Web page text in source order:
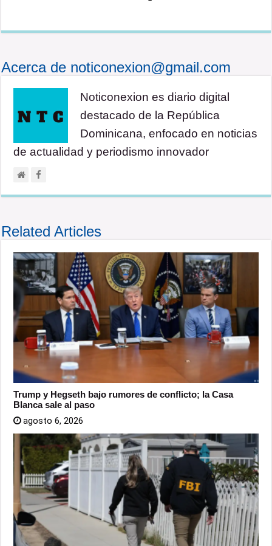
Acerca de noticonexion@gmail.com
Noticonexion es diario digital
destacado de la República
Dominicana, enfocado en noticias
de actualidad y periodismo innovador
Related Articles
Trump y Hegseth bajo rumores de conflicto; la Casa
Blanca sale al paso
agosto 6, 2026